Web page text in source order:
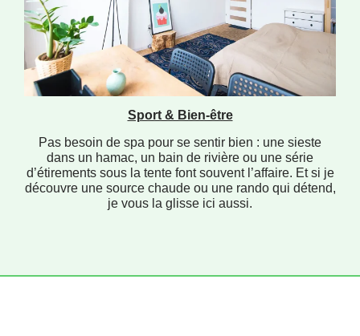
Sport & Bien-être
Pas besoin de spa pour se sentir bien : une sieste
dans un hamac, un bain de rivière ou une série
d’étirements sous la tente font souvent l’affaire. Et si je
découvre une source chaude ou une rando qui détend,
je vous la glisse ici aussi.